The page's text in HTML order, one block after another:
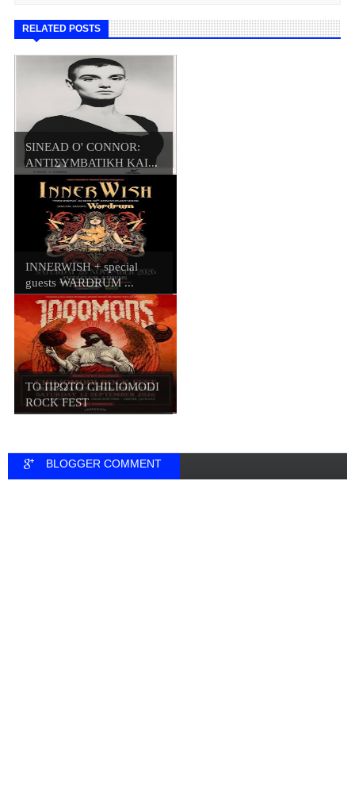
RELATED POSTS
SINEAD O' CONNOR:
ΑΝΤΙΣΥΜΒΑΤΙΚΗ ΚΑΙ...
INNERWISH + special
guests WARDRUM ...
ΤΟ ΠΡΩΤΟ CHILIOMODI
ROCK FEST
BLOGGER COMMENT